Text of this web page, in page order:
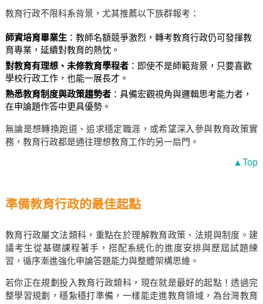
教育行政不限科系背景，尤其推薦以下族群報考：
師資培育畢業生：教師名額競爭激烈，轉考教育行政仍可發揮教
育專業，延續對教育的熱忱。
對教育有理想、未修教育學程者：即使不是師範背景，只要喜歡
學校行政工作，也能一展長才。
熟悉教育制度與政策趨勢者：具備宏觀視角與邏輯思考能力者，
在申論題作答中更具優勢。
無論是想轉換跑道、追求穩定職涯，或希望深入參與教育政策實
務，教育行政都是通往理想教育工作的另一扇門。
▲Top
準備教育行政的最佳起點
教育行政屬文法類科，重點在於理解教育政策、法規與制度。建
議考生從基礎課程著手，搭配系統化的進度安排與歷屆試題練
習，循序漸進強化申論答題能力與整體架構思維。
若你正在規劃投入教育行政類科，現在就是最好的起點！透過完
整學習規劃，穩紮穩打準備，一樣能走進教育領域，為台灣教育